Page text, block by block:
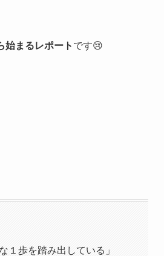
始まるレポート です😢
１歩を踏み出している」